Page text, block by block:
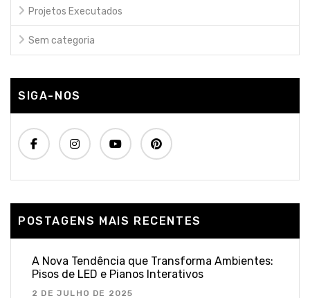
Projetos Executados
Sem categoria
SIGA-NOS
POSTAGENS MAIS RECENTES
A Nova Tendência que Transforma Ambientes:
Pisos de LED e Pianos Interativos
2 DE JULHO DE 2025